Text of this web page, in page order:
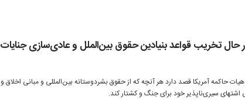
حال تخریب قواعد بنیادین حقوق بین‌الملل و عادی‌سازی جنایات
حاکمه آمریکا قصد دارد هر آنچه که از حقوق بشردوستانه بین‌المللی و مبانی اخلاق و
اشتهای سیری‌ناپذیر خود برای جنگ و کشتار کند.